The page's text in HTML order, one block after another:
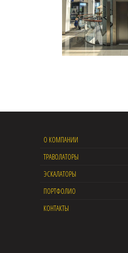
О КОМПАНИИ
ТРАВОЛАТОРЫ
ЭСКАЛАТОРЫ
ПОРТФОЛИО
КОНТАКТЫ